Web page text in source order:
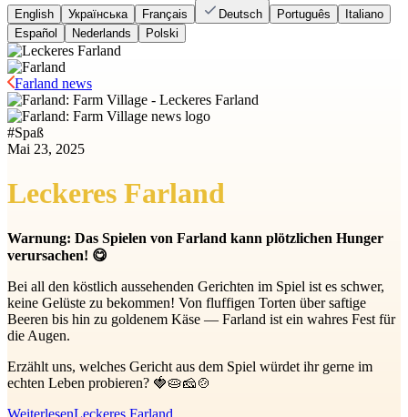
English
Українська Français Deutsch Português
Italiano
Español
Nederlands Polski
Farland news
#Spaß
Mai 23, 2025
Leckeres Farland
Warnung: Das Spielen von Farland kann plötzlichen Hunger
verursachen! 😋
Bei all den köstlich aussehenden Gerichten im Spiel ist es schwer,
keine Gelüste zu bekommen! Von fluffigen Torten über saftige
Beeren bis hin zu goldenem Käse — Farland ist ein wahres Fest für
die Augen.
Erzählt uns, welches Gericht aus dem Spiel würdet ihr gerne im
echten Leben probieren? 🍓🥧🧀🍲
WeiterlesenLeckeres Farland